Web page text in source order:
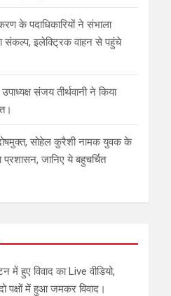
के पदाधिकारियों ने संभाला
संकल्प, इलेक्ट्रिक वाहन से पहुंचे
संजय तीर्थवानी ने किया
सोहेल कुरैशी नामक युवक के
जानिए ये बहुचर्चित
में हुए विवाद का Live वीडियो,
पक्षों में हुआ जमकर विवाद।